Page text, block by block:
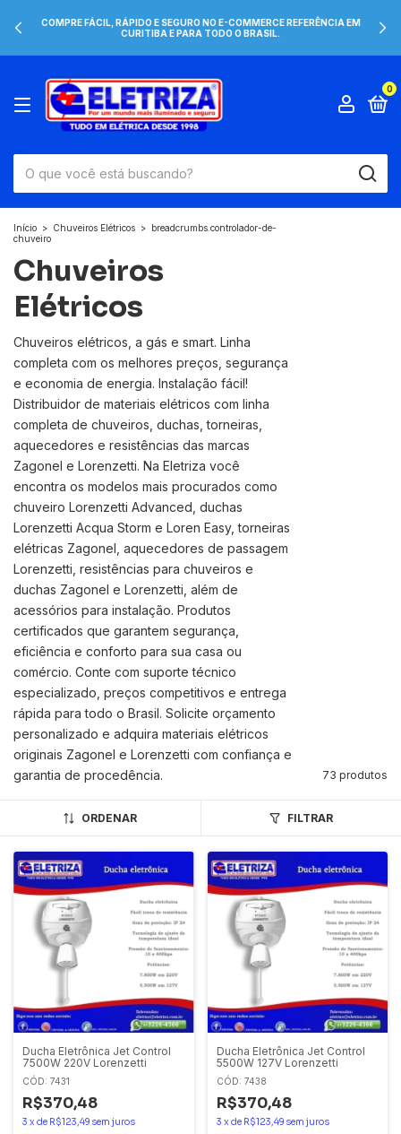
COMPRE FÁCIL, RÁPIDO E SEGURO NO E-COMMERCE REFERÊNCIA EM
CURITIBA E PARA TODO O BRASIL.
0
Início > Chuveiros Elétricos > breadcrumbs.controlador-de-
chuveiro
Chuveiros
Elétricos
Chuveiros elétricos, a gás e smart. Linha
completa com os melhores preços, segurança
e economia de energia. Instalação fácil!
Distribuidor de materiais elétricos com linha
completa de chuveiros, duchas, torneiras,
aquecedores e resistências das marcas
Zagonel e Lorenzetti. Na Eletriza você
encontra os modelos mais procurados como
chuveiro Lorenzetti Advanced, duchas
Lorenzetti Acqua Storm e Loren Easy, torneiras
elétricas Zagonel, aquecedores de passagem
Lorenzetti, resistências para chuveiros e
duchas Zagonel e Lorenzetti, além de
acessórios para instalação. Produtos
certificados que garantem segurança,
eficiência e conforto para sua casa ou
comércio. Conte com suporte técnico
especializado, preços competitivos e entrega
rápida para todo o Brasil. Solicite orçamento
personalizado e adquira materiais elétricos
originais Zagonel e Lorenzetti com confiança e
garantia de procedência.
73 produtos
ORDENAR FILTRAR
Ducha Eletrônica Jet Control
7500W 220V Lorenzetti
CÓD: 7431
R$370,48
3 x de R$123,49 sem juros
Ducha Eletrônica Jet Control
5500W 127V Lorenzetti
CÓD: 7438
R$370,48
3 x de R$123,49 sem juros